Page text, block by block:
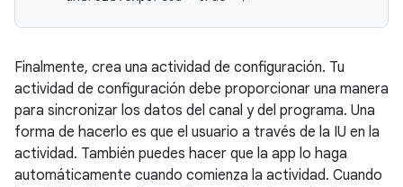
Finalmente, crea una actividad de configuración. Tu
actividad de configuración debe proporcionar una manera
para sincronizar los datos del canal y del programa. Una
forma de hacerlo es que el usuario a través de la IU en la
actividad. También puedes hacer que la app lo haga
automáticamente cuando comienza la actividad. Cuando